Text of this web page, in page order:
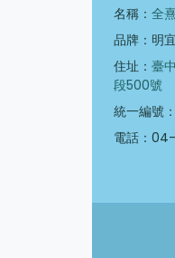
名稱： 全
品牌：明
住址： 臺
段500號
統一編號
電話：